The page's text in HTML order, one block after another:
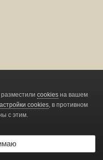
cookies на вашем
cookies, в противном
с этим.